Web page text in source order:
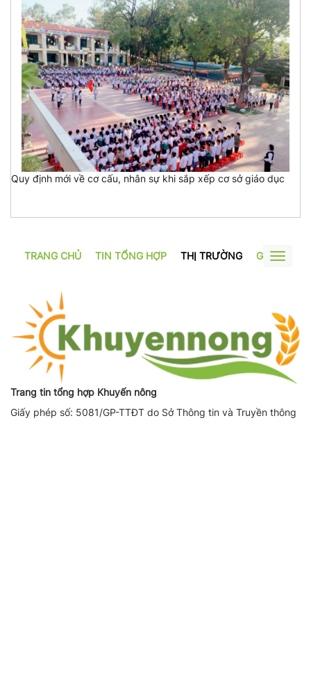
Quy định mới về cơ cấu, nhân sự khi sắp xếp cơ sở giáo dục
TRANG CHỦ TIN TỔNG HỢP THỊ TRƯỜNG GƯƠNG
Toggle
Trang tin tổng hợp Khuyến nông
Giấy phép số: 5081/GP-TTĐT do Sở Thông tin và Truyền thông